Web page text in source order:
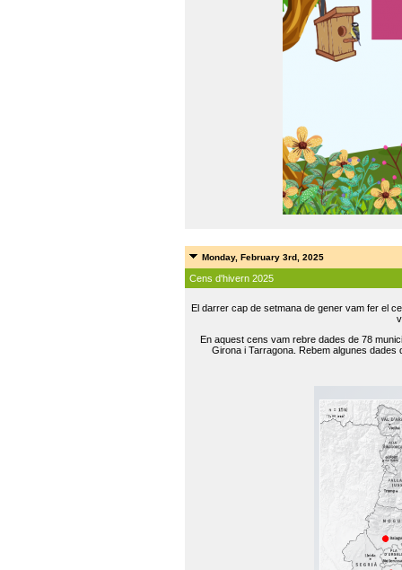
Monday, February 3rd, 2025
Cens d'hivern 2025
El darrer cap de setmana de gener vam fer el
En aquest cens vam rebre dades de 78
Girona i Tarragona. Rebem algunes